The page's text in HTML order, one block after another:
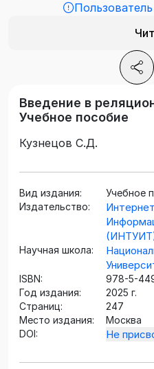
Введение в
Учебное пособие
Кузнецов С.Д.
Вид издания:
Учебное
Издательство:
Научная школа:
ISBN:
978-5-
Год издания:
2025 г.
Страниц:
247
Место издания:
Москва
DOI:
Не